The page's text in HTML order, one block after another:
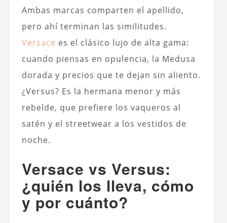
Ambas marcas comparten el apellido,
pero ahí terminan las similitudes.
Versace es el clásico lujo de alta gama:
cuando piensas en opulencia, la Medusa
dorada y precios que te dejan sin aliento.
¿Versus? Es la hermana menor y más
rebelde, que prefiere los vaqueros al
satén y el streetwear a los vestidos de
noche.
Versace vs Versus:
¿quién los lleva, cómo
y por cuánto?